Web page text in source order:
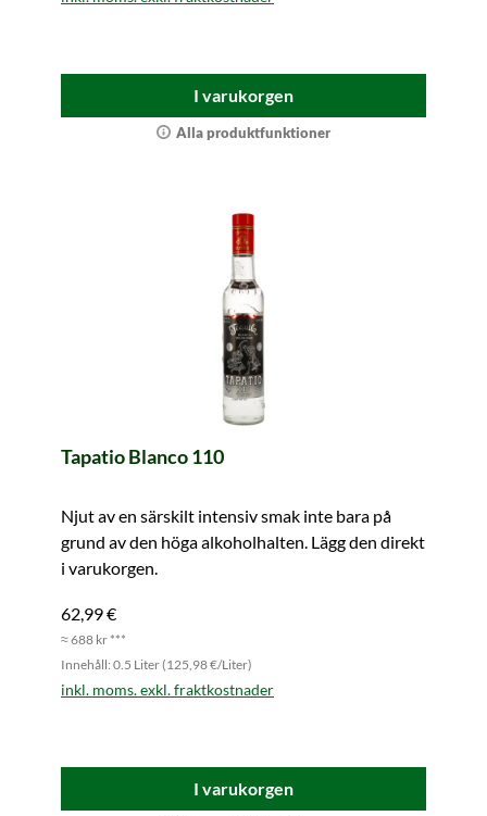
I varukorgen
Alla produktfunktioner
Tapatio Blanco 110
Njut av en särskilt intensiv smak inte bara på
grund av den höga alkoholhalten. Lägg den direkt
i varukorgen.
62,99 €
≈ 688 kr ***
Innehåll: 0.5 Liter (125,98 €/Liter)
inkl. moms. exkl. fraktkostnader
I varukorgen